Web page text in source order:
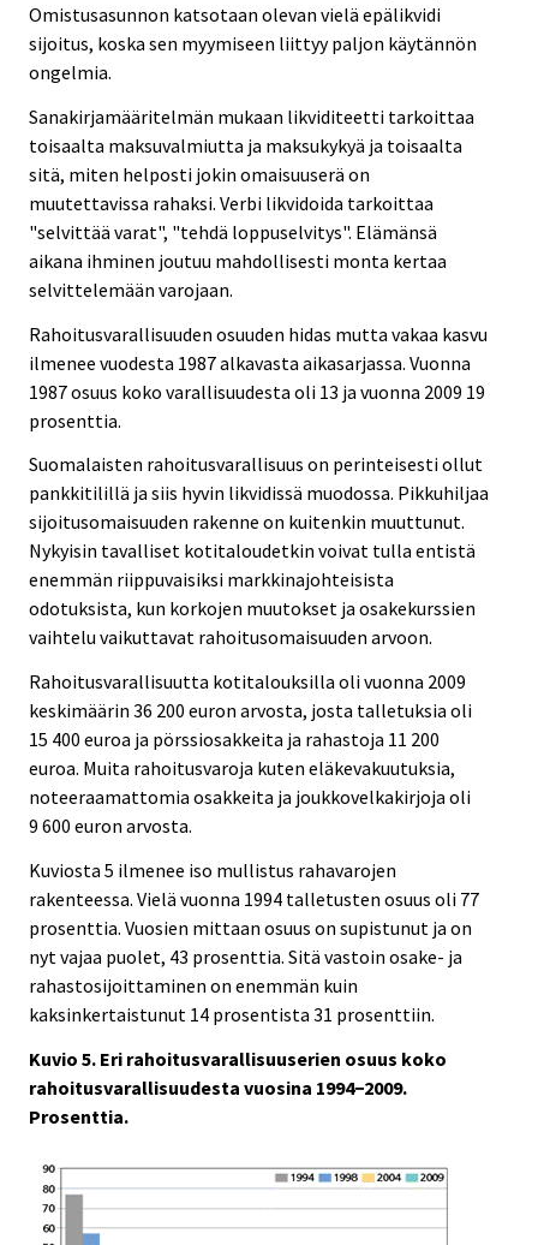
Omistusasunnon katsotaan olevan vielä epälikvidi
sijoitus, koska sen myymiseen liittyy paljon käytännön
ongelmia.
Sanakirjamääritelmän mukaan likviditeetti tarkoittaa
toisaalta maksuvalmiutta ja maksukykyä ja toisaalta
sitä, miten helposti jokin omaisuuserä on
muutettavissa rahaksi. Verbi likvidoida tarkoittaa
"selvittää varat", "tehdä loppuselvitys". Elämänsä
aikana ihminen joutuu mahdollisesti monta kertaa
selvittelemään varojaan.
Rahoitusvarallisuuden osuuden hidas mutta vakaa kasvu
ilmenee vuodesta 1987 alkavasta aikasarjassa. Vuonna
1987 osuus koko varallisuudesta oli 13 ja vuonna 2009 19
prosenttia.
Suomalaisten rahoitusvarallisuus on perinteisesti ollut
pankkitilillä ja siis hyvin likvidissä muodossa. Pikkuhiljaa
sijoitusomaisuuden rakenne on kuitenkin muuttunut.
Nykyisin tavalliset kotitaloudetkin voivat tulla entistä
enemmän riippuvaisiksi markkinajohteisista
odotuksista, kun korkojen muutokset ja osakekurssien
vaihtelu vaikuttavat rahoitusomaisuuden arvoon.
Rahoitusvarallisuutta kotitalouksilla oli vuonna 2009
keskimäärin 36 200 euron arvosta, josta talletuksia oli
15 400 euroa ja pörssiosakkeita ja rahastoja 11 200
euroa. Muita rahoitusvaroja kuten eläkevakuutuksia,
noteeraamattomia osakkeita ja joukkovelkakirjoja oli
9 600 euron arvosta.
Kuviosta 5 ilmenee iso mullistus rahavarojen
rakenteessa. Vielä vuonna 1994 talletusten osuus oli 77
prosenttia. Vuosien mittaan osuus on supistunut ja on
nyt vajaa puolet, 43 prosenttia. Sitä vastoin osake- ja
rahastosijoittaminen on enemmän kuin
kaksinkertaistunut 14 prosentista 31 prosenttiin.
Kuvio 5. Eri rahoitusvarallisuuserien osuus koko
rahoitusvarallisuudesta vuosina 1994−2009.
Prosenttia.